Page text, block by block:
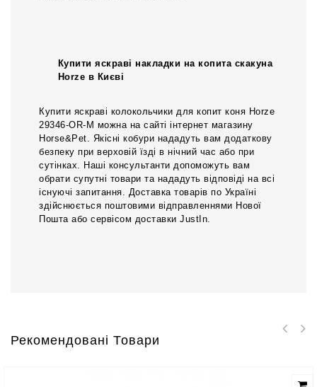
Купити яскраві накладки на копита скакуна
Horze в Києві
Купити яскраві колокольчики для копит коня Horze
29346-OR-M можна на сайті інтернет магазину
Horse&Pet. Якісні кобури нададуть вам додаткову
безпеку при верховій їзді в нічний час або при
сутінках. Наші консультанти допоможуть вам
обрати супутні товари та нададуть відповіді на всі
існуючі запитання. Доставка товарів по Україні
здійснюється поштовими відправленнями Нової
Пошта або сервісом доставки JustIn.
Рекомендовані Товари